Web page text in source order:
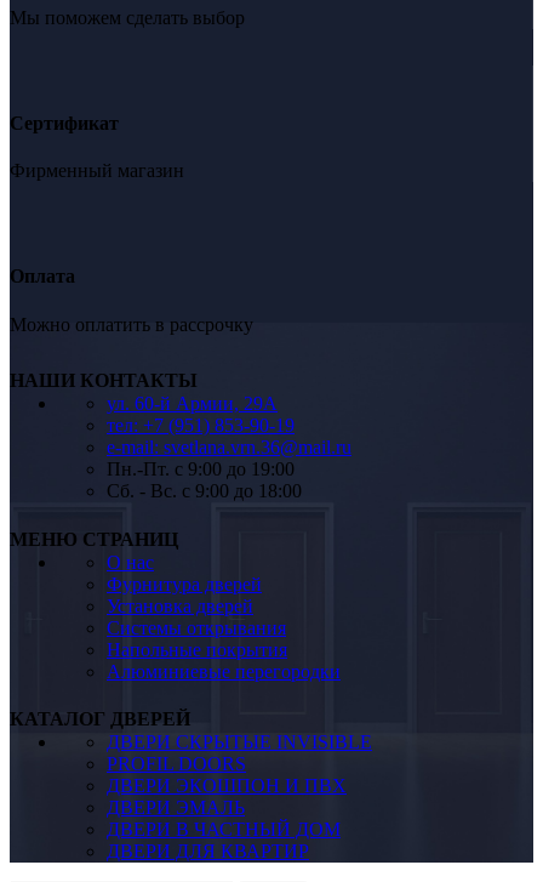
Мы поможем сделать выбор
Сертификат
Фирменный магазин
Оплата
Можно оплатить в рассрочку
НАШИ КОНТАКТЫ
ул. 60-й Армии, 29А
тел: +7 (951) 853-90-19
e-mail: svetlana.vrn.36@mail.ru
Пн.-Пт. c 9:00 до 19:00
Сб. - Вс. c 9:00 до 18:00
МЕНЮ СТРАНИЦ
О нас
Фурнитура дверей
Установка дверей
Системы открывания
Напольные покрытия
Алюминиевые перегородки
КАТАЛОГ ДВЕРЕЙ
ДВЕРИ СКРЫТЫЕ INVISIBLE
PROFIL DOORS
ДВЕРИ ЭКОШПОН И ПВХ
ДВЕРИ ЭМАЛЬ
ДВЕРИ В ЧАСТНЫЙ ДОМ
ДВЕРИ ДЛЯ КВАРТИР